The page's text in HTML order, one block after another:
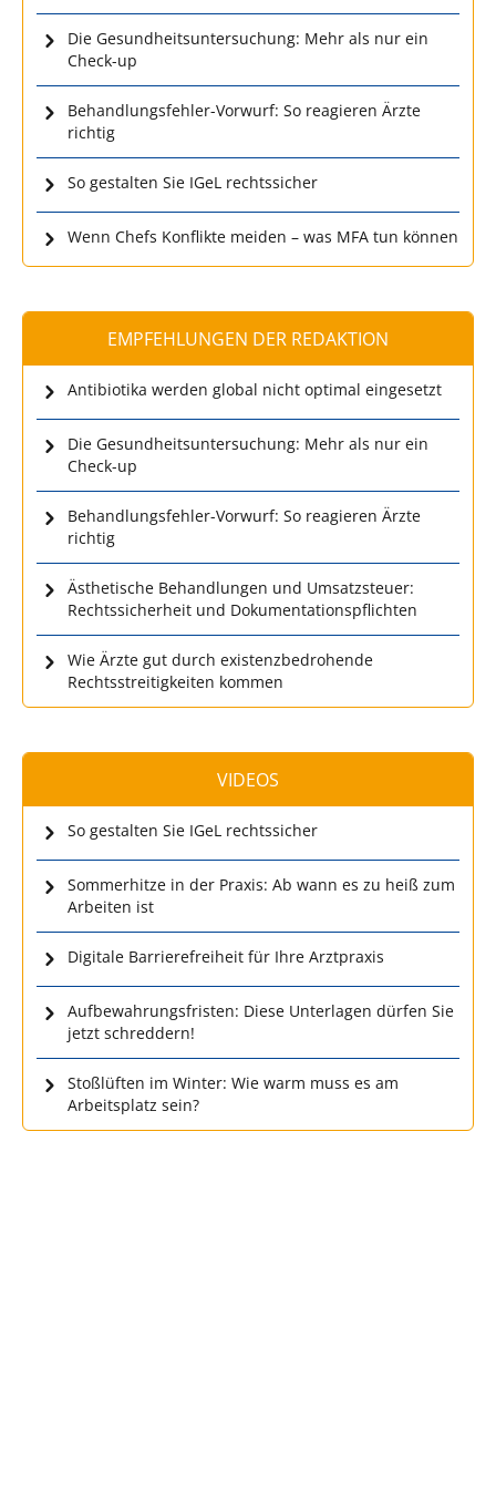
Die Gesundheitsuntersuchung: Mehr als nur ein
Check-up
Behandlungsfehler-Vorwurf: So reagieren Ärzte
richtig
So gestalten Sie IGeL rechtssicher
Wenn Chefs Konflikte meiden – was MFA tun können
EMPFEHLUNGEN DER REDAKTION
Antibiotika werden global nicht optimal eingesetzt
Die Gesundheitsuntersuchung: Mehr als nur ein
Check-up
Behandlungsfehler-Vorwurf: So reagieren Ärzte
richtig
Ästhetische Behandlungen und Umsatzsteuer:
Rechtssicherheit und Dokumentationspflichten
Wie Ärzte gut durch existenzbedrohende
Rechtsstreitigkeiten kommen
VIDEOS
So gestalten Sie IGeL rechtssicher
Sommerhitze in der Praxis: Ab wann es zu heiß zum
Arbeiten ist
Digitale Barrierefreiheit für Ihre Arztpraxis
Aufbewahrungsfristen: Diese Unterlagen dürfen Sie
jetzt schreddern!
Stoßlüften im Winter: Wie warm muss es am
Arbeitsplatz sein?